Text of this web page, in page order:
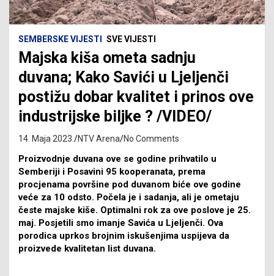
SEMBERSKE VIJESTI SVE VIJESTI
Majska kiša ometa sadnju
duvana; Kako Savići u Ljeljenči
postižu dobar kvalitet i prinos ove
industrijske biljke ? /VIDEO/
14. Maja 2023. NTV Arena No Comments
Proizvodnje duvana ove se godine prihvatilo u
Semberiji i Posavini 95 kooperanata, prema
procjenama površine pod duvanom biće ove godine
veće za 10 odsto. Počela je i sadanja, ali je ometaju
česte majske kiše. Optimalni rok za ove poslove je 25.
maj. Posjetili smo imanje Savića u Ljeljenči. Ova
porodica uprkos brojnim iskušenjima uspijeva da
proizvede kvalitetan list duvana.